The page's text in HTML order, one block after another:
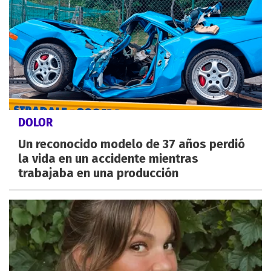
DOLOR
Un reconocido modelo de 37 años perdió
la vida en un accidente mientras
trabajaba en una producción